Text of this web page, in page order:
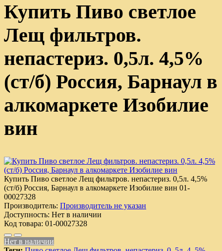
Купить Пиво светлое
Лещ фильтров.
непастериз. 0,5л. 4,5%
(ст/б) Россия, Барнаул в
алкомаркете Изобилие
вин
Купить Пиво светлое Лещ фильтров. непастериз. 0,5л. 4,5%
(ст/б) Россия, Барнаул в алкомаркете Изобилие вин 01-
00027328
Производитель: Производитель не указан
Доступность: Нет в наличии
Код товара: 01-00027328
Нет в наличии